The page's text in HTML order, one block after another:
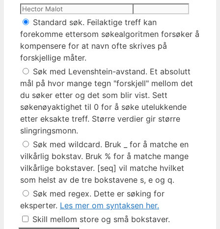
Standard søk. Feilaktige treff kan
forekomme ettersom søkealgoritmen forsøker å
kompensere for at navn ofte skrives på
forskjellige måter.
Søk med Levenshtein-avstand. Et absolutt
mål på hvor mange tegn "forskjell" mellom det
du søker etter og det som blir vist. Sett
søkenøyaktighet til 0 for å søke utelukkende
etter eksakte treff. Større verdier gir større
slingringsmonn.
Søk med wildcard. Bruk _ for å matche en
vilkårlig bokstav. Bruk % for å matche mange
vilkårlige bokstaver. [seq] vil matche hvilket
som helst av de tre bokstavene s, e og q.
Søk med regex. Dette er søking for
eksperter. Les mer om syntaksen her.
Skill mellom store og små bokstaver.